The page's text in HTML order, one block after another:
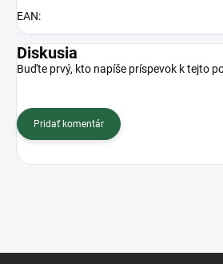
EAN:
Diskusia
Buďte prvý, kto napíše príspevok k tejto
Pridať komentár